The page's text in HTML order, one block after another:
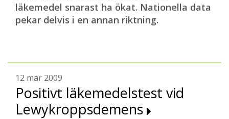
läkemedel snarast ha ökat. Nationella data
pekar delvis i en annan riktning.
12 mar 2009
Positivt läkemedelstest vid
Lewykroppsdemens